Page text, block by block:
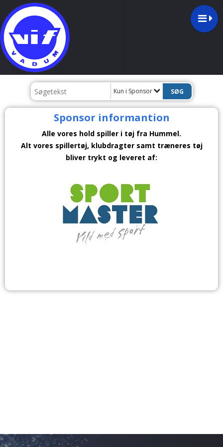
Kun i Sponsor
Sponsor informantion
Alle vores hold spiller i tøj fra Hummel.
Alt vores spillertøj, klubdragter samt træneres tøj
bliver trykt og leveret af: